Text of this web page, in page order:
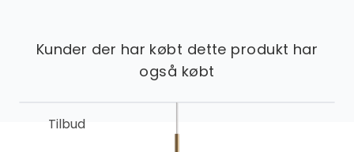
Kunder der har købt dette produkt har
også købt
Tilbud